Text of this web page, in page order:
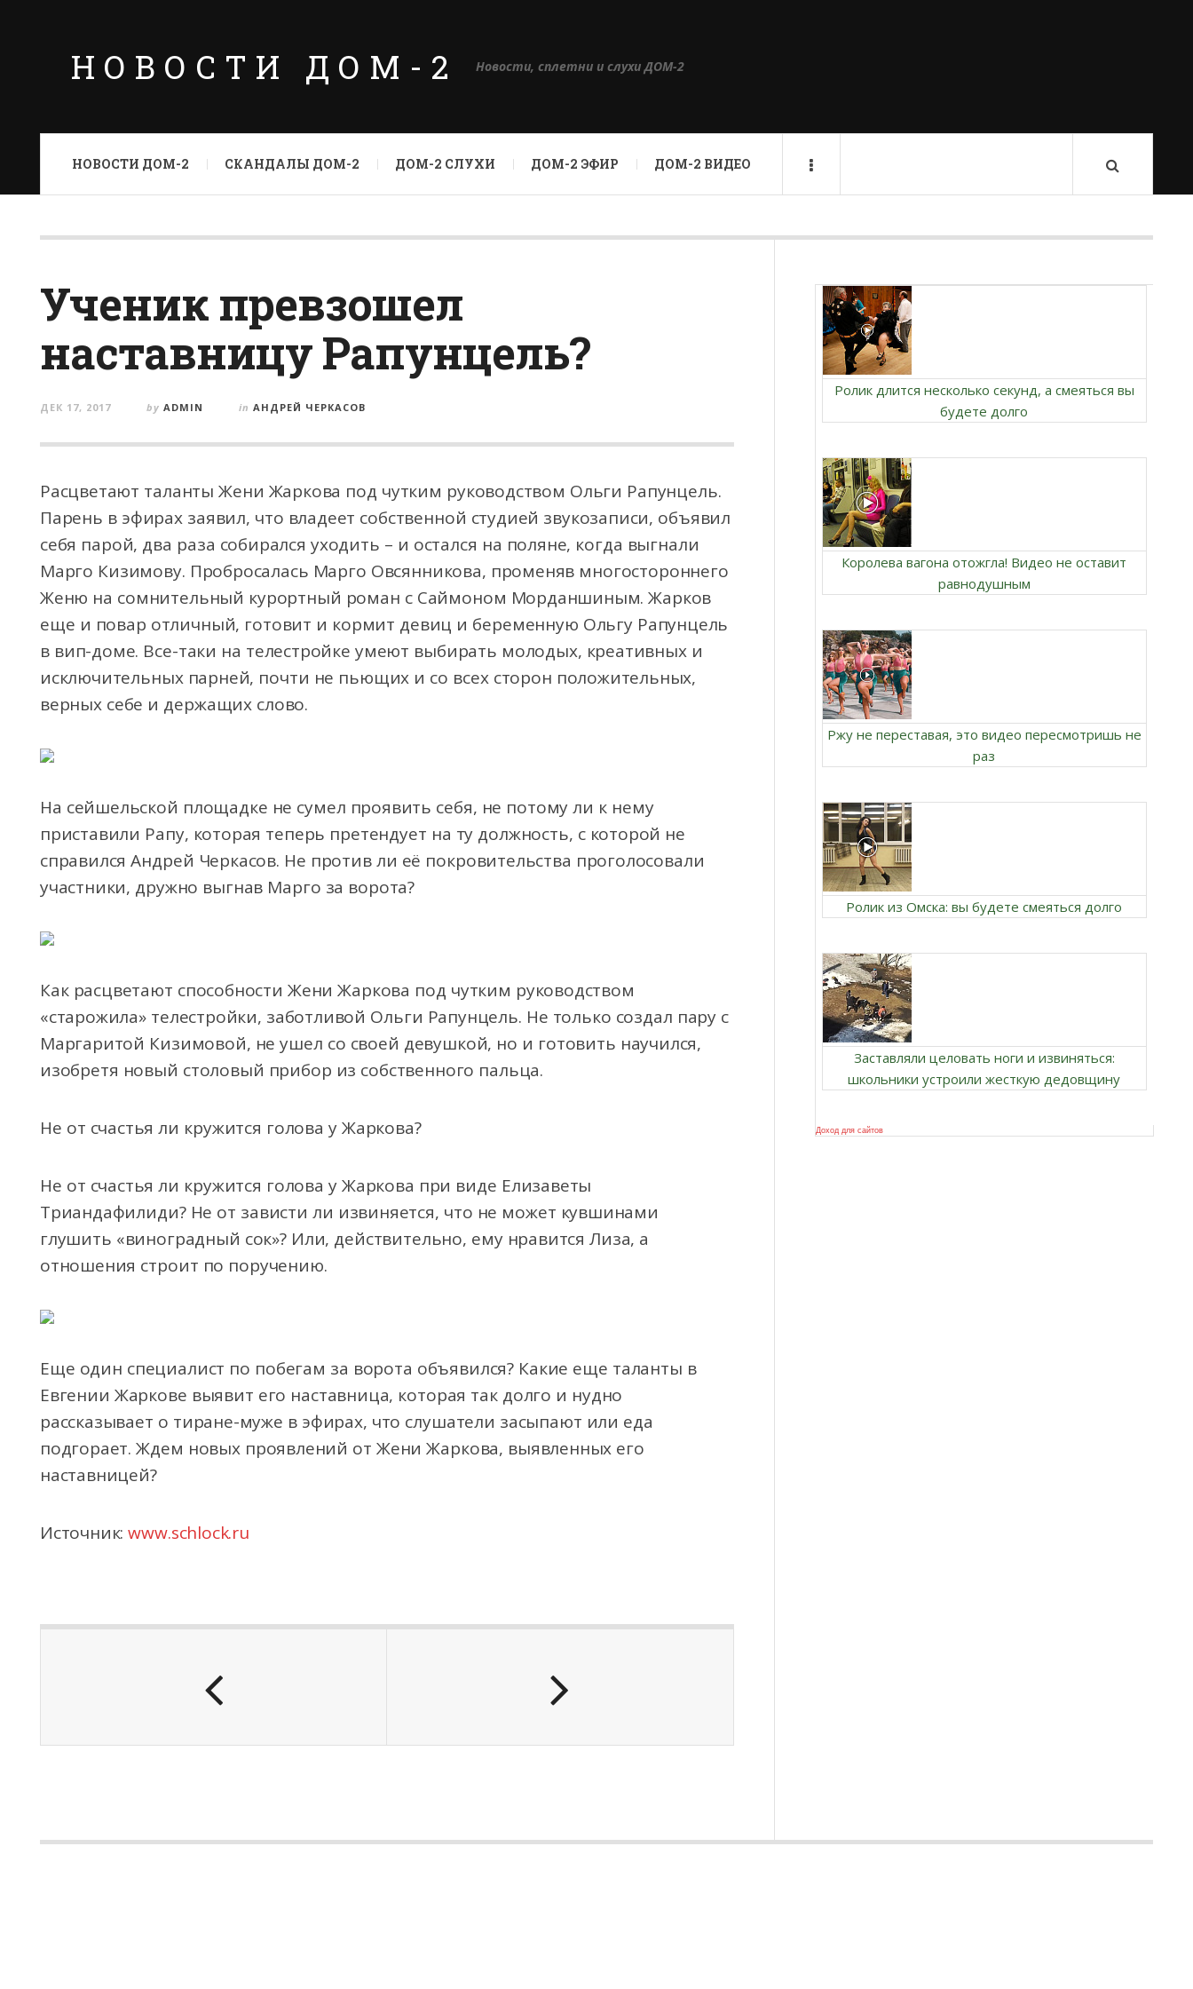
НОВОСТИ ДОМ-2 Новости, сплетни и слухи ДОМ-2
НОВОСТИ ДОМ-2 СКАНДАЛЫ ДОМ-2 ДОМ-2 СЛУХИ ДОМ-2 ЭФИР ДОМ-2 ВИДЕО
Ученик превзошел
наставницу Рапунцель?
ДЕК 17, 2017 by ADMIN in АНДРЕЙ ЧЕРКАСОВ
Расцветают таланты Жени Жаркова под чутким руководством Ольги Рапунцель.
Парень в эфирах заявил, что владеет собственной студией звукозаписи, объявил
себя парой, два раза собирался уходить – и остался на поляне, когда выгнали
Марго Кизимову. Пробросалась Марго Овсянникова, променяв многостороннего
Женю на сомнительный курортный роман с Саймоном Морданшиным. Жарков
еще и повар отличный, готовит и кормит девиц и беременную Ольгу Рапунцель
в вип-доме. Все-таки на телестройке умеют выбирать молодых, креативных и
исключительных парней, почти не пьющих и со всех сторон положительных,
верных себе и держащих слово.
На сейшельской площадке не сумел проявить себя, не потому ли к нему
приставили Рапу, которая теперь претендует на ту должность, с которой не
справился Андрей Черкасов. Не против ли её покровительства проголосовали
участники, дружно выгнав Марго за ворота?
Как расцветают способности Жени Жаркова под чутким руководством
«старожила» телестройки, заботливой Ольги Рапунцель. Не только создал пару с
Маргаритой Кизимовой, не ушел со своей девушкой, но и готовить научился,
изобретя новый столовый прибор из собственного пальца.
Не от счастья ли кружится голова у Жаркова?
Не от счастья ли кружится голова у Жаркова при виде Елизаветы
Триандафилиди? Не от зависти ли извиняется, что не может кувшинами
глушить «виноградный сок»? Или, действительно, ему нравится Лиза, а
отношения строит по поручению.
Еще один специалист по побегам за ворота объявился? Какие еще таланты в
Евгении Жаркове выявит его наставница, которая так долго и нудно
рассказывает о тиране-муже в эфирах, что слушатели засыпают или еда
подгорает. Ждем новых проявлений от Жени Жаркова, выявленных его
наставницей?
Источник:www.schlock.ru
Ролик длится несколько секунд, а смеяться вы
будете долго
Королева вагона отожгла! Видео не оставит
равнодушным
Ржу не переставая, это видео пересмотришь не
раз
Ролик из Омска: вы будете смеяться долго
Заставляли целовать ноги и извиняться:
школьники устроили жесткую дедовщину
Доход для сайтов